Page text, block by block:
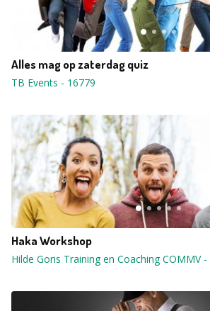
Alles mag op zaterdag quiz
TB Events - 16779
Haka Workshop
Hilde Goris Training en Coaching COMMV-